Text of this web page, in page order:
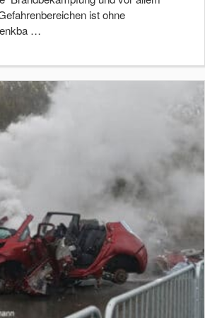
ist ohne
…